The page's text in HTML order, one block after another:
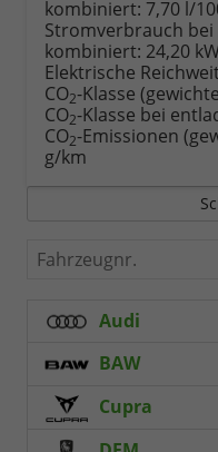
kombiniert: 7,70 l/
Stromverbrauch
kombiniert: 24,20
Elektrische
CO2-Klasse
CO2-Klasse bei
CO2-Emissionen
g/km
Fahrzeugnr.
Audi
BAW
Cupra